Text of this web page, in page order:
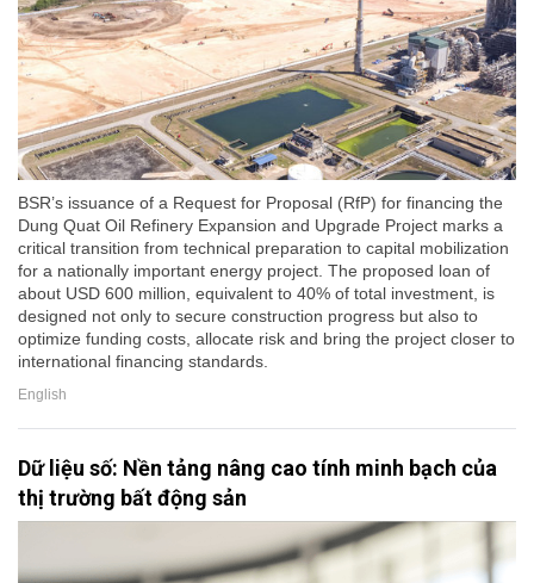
BSR’s issuance of a Request for Proposal (RfP) for financing the
Dung Quat Oil Refinery Expansion and Upgrade Project marks a
critical transition from technical preparation to capital mobilization
for a nationally important energy project. The proposed loan of
about USD 600 million, equivalent to 40% of total investment, is
designed not only to secure construction progress but also to
optimize funding costs, allocate risk and bring the project closer to
international financing standards.
English
Dữ liệu số: Nền tảng nâng cao tính minh bạch của
thị trường bất động sản